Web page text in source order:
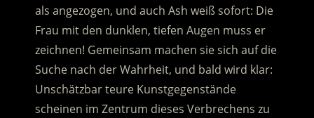
als angezogen, und auch Ash weiß sofort: Die
Frau mit den dunklen, tiefen Augen muss er
zeichnen! Gemeinsam machen sie sich auf die
Suche nach der Wahrheit, und bald wird klar:
Unschätzbar teure Kunstgegenstände
scheinen im Zentrum dieses Verbrechens zu